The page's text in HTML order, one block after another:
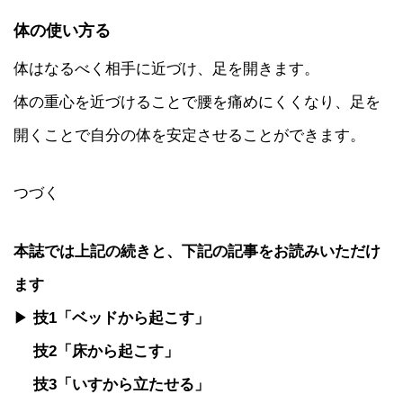
体の使い方る
体はなるべく相手に近づけ、足を開きます。
体の重心を近づけることで腰を痛めにくくなり、足を
開くことで自分の体を安定させることができます。
つづく
本誌では上記の続きと、下記の記事をお読みいただけ
ます
▶ 技1「ベッドから起こす」
技2「床から起こす」
技3「いすから立たせる」